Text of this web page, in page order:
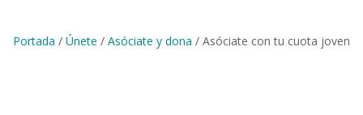
Portada / Únete / Asóciate y dona / Asóciate con tu cuota joven